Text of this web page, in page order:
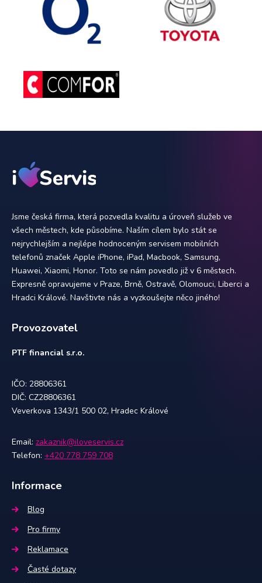
Jsme česká firma, která pozvedla kvalitu a úroveň služeb ve
všech městech, kde působíme. Naším cílem bylo stát se
nejrychlejším a nejlépe hodnoceným servisem mobilních
telefonů značek Apple iPhone, iPad, Macbook, Samsung,
Huawei, Xiaomi, Honor. Toto se nám povedlo již v 6 městech.
Expresně opravujeme v Praze, Brně, Ostravě, Olomouci, Liberci a
Hradci Králové. Navštivte nás a vyzkoušejte něco jiného!
Provozovatel
PTF financial s.r.o.
IČO: 28806361
DIČ: CZ28806361
Veverkova 1343/1 500 02, Hradec Králové
Email: zakaznik@iloveservis.cz
Telefon: +420 778 759 708
Informace
Blog
Pro firmy
Reklamace
Časté dotazy